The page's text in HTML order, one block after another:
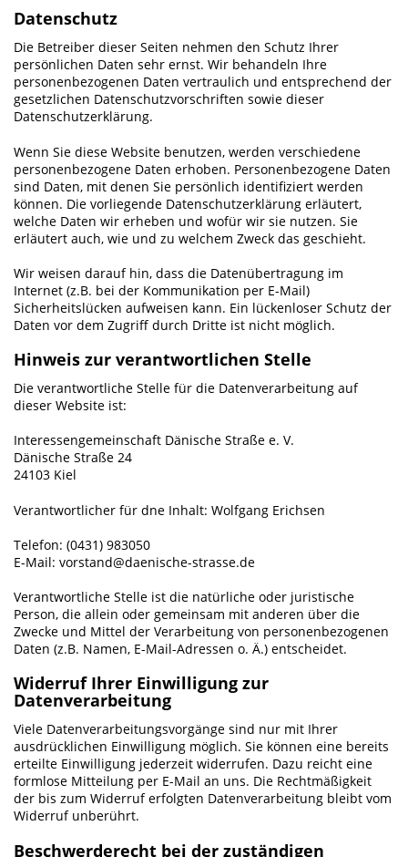
Datenschutz
Die Betreiber dieser Seiten nehmen den Schutz Ihrer
persönlichen Daten sehr ernst. Wir behandeln Ihre
personenbezogenen Daten vertraulich und entsprechend der
gesetzlichen Datenschutzvorschriften sowie dieser
Datenschutzerklärung.
Wenn Sie diese Website benutzen, werden verschiedene
personenbezogene Daten erhoben. Personenbezogene Daten
sind Daten, mit denen Sie persönlich identifiziert werden
können. Die vorliegende Datenschutzerklärung erläutert,
welche Daten wir erheben und wofür wir sie nutzen. Sie
erläutert auch, wie und zu welchem Zweck das geschieht.
Wir weisen darauf hin, dass die Datenübertragung im
Internet (z.B. bei der Kommunikation per E-Mail)
Sicherheitslücken aufweisen kann. Ein lückenloser Schutz der
Daten vor dem Zugriff durch Dritte ist nicht möglich.
Hinweis zur verantwortlichen Stelle
Die verantwortliche Stelle für die Datenverarbeitung auf
dieser Website ist:
Interessengemeinschaft Dänische Straße e. V.
Dänische Straße 24
24103 Kiel
Verantwortlicher für dne Inhalt: Wolfgang Erichsen
Telefon: (0431) 983050
E-Mail: vorstand@daenische-strasse.de
Verantwortliche Stelle ist die natürliche oder juristische
Person, die allein oder gemeinsam mit anderen über die
Zwecke und Mittel der Verarbeitung von personenbezogenen
Daten (z.B. Namen, E-Mail-Adressen o. Ä.) entscheidet.
Widerruf Ihrer Einwilligung zur
Datenverarbeitung
Viele Datenverarbeitungsvorgänge sind nur mit Ihrer
ausdrücklichen Einwilligung möglich. Sie können eine bereits
erteilte Einwilligung jederzeit widerrufen. Dazu reicht eine
formlose Mitteilung per E-Mail an uns. Die Rechtmäßigkeit
der bis zum Widerruf erfolgten Datenverarbeitung bleibt vom
Widerruf unberührt.
Beschwerderecht bei der zuständigen